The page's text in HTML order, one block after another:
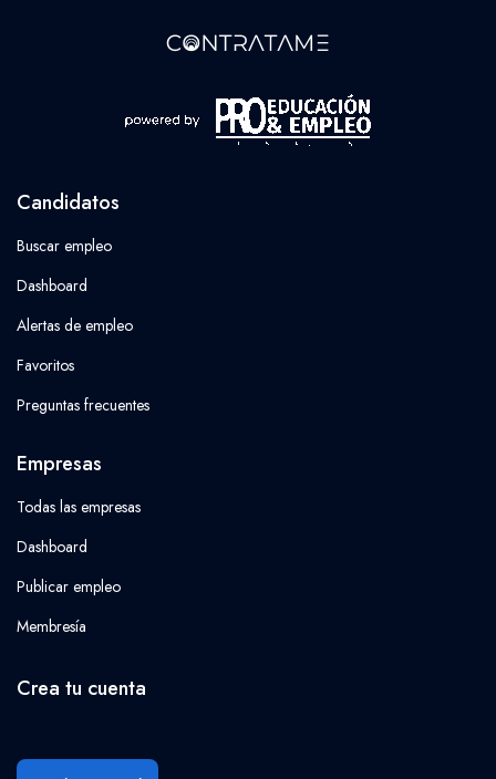
Candidatos
Buscar empleo
Dashboard
Alertas de empleo
Favoritos
Preguntas frecuentes
Empresas
Todas las empresas
Dashboard
Publicar empleo
Membresía
Crea tu cuenta